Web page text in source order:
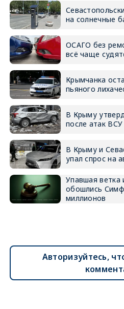
на солнечные
ОСАГО без
всё чаще
Крымчанка
пьяного
В Крыму
после атак ВСУ
В Крыму и
упал спрос на
Упавшая
обошлись
миллионов
Авторизуйтесь,